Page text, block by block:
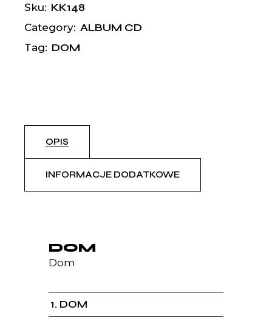
Sku: KK148
Category: ALBUM CD
Tag: DOM
OPIS
INFORMACJE DODATKOWE
DOM
Dom
1 DOM